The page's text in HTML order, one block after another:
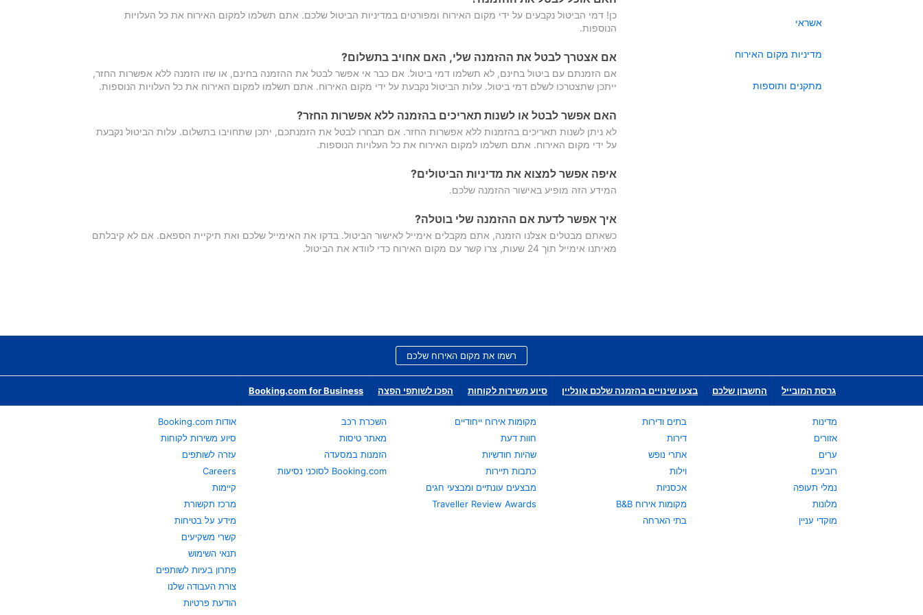
אשראי
מדיניות מקום האירוח
מתקנים ותוספות
כן! דמי הביטול נקבעים על ידי מקום האירוח ומפורטים במדיניות הביטול שלכם. אתם תשלמו למקום האירוח את כל העלויות
הנוספות.
אם אצטרך לבטל את ההזמנה שלי, האם אחויב בתשלום?
אם הזמנתם עם ביטול בחינם, לא תשלמו דמי ביטול. אם כבר אי אפשר לבטל את ההזמנה בחינם, או שזו הזמנה ללא אפשרות החזר,
ייתכן שתצטרכו לשלם דמי ביטול. עלות הביטול נקבעת על ידי מקום האירוח. אתם תשלמו למקום האירוח את כל העלויות הנוספות.
האם אפשר לבטל או לשנות תאריכים בהזמנה ללא אפשרות החזר?
לא ניתן לשנות תאריכים בהזמנות ללא אפשרות החזר. אם תבחרו לבטל את הזמנתכם, יתכן שתחויבו בתשלום. עלות הביטול נקבעת
על ידי מקום האירוח. אתם תשלמו למקום האירוח את כל העלויות הנוספות.
איפה אפשר למצוא את מדיניות הביטולים?
המידע הזה מופיע באישור ההזמנה שלכם.
איך אפשר לדעת אם ההזמנה שלי בוטלה?
כשאתם מבטלים אצלנו הזמנה, אתם מקבלים אימייל לאישור הביטול. בדקו את האימייל שלכם ואת תיקיית הספאם. אם לא קיבלתם
מאיתנו אימייל תוך 24 שעות, צרו קשר עם מקום האירוח כדי לוודא את הביטול.
רשמו את מקום האירוח שלכם
גרסת המובייל החשבון שלכם בצעו שינויים בהזמנה שלכם אונליין סיוע משירות לקוחות הפכו לשותפי הפצה Booking.com for Business
מדינות
אזורים
ערים
רובעים
נמלי תעופה
מלונות
מוקדי עניין
בתים ודירות
דירות
אתרי נופש
וילות
אכסניות
מקומות אירוח B&B
בתי הארחה
מקומות אירוח ייחודיים
חוות דעת
שהיות חודשיות
כתבות תיירות
מבצעים עונתיים ומבצעי חגים
Traveller Review Awards
השכרת רכב
מאתר טיסות
הזמנות במסעדה
Booking.com לסוכני נסיעות
אודות Booking.com
סיוע משירות לקוחות
עזרה לשותפים
Careers
קיימות
מרכז תקשורת
מידע על בטיחות
קשרי משקיעים
תנאי השימוש
פתרון בעיות לשותפים
צורת העבודה שלנו
הודעת פרטיות